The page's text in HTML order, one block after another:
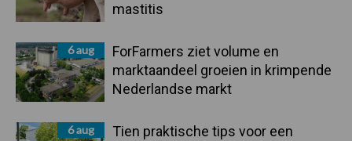
mastitis
6 aug
ForFarmers ziet volume en
marktaandeel groeien in krimpende
Nederlandse markt
6 aug
Tien praktische tips voor een